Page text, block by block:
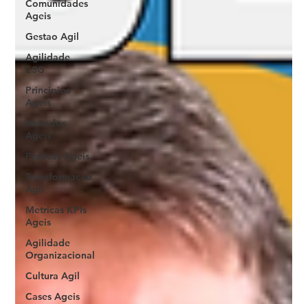
Comunidades
Ageis
Gestao Agil
Agilidade
ESG
Principios
Ageis
Metodos
Ageis
Praticas Ageis
Transformacao
Agil
Metricas KPIs
Ageis
Agilidade
Organizacional
Cultura Agil
Cases Ageis